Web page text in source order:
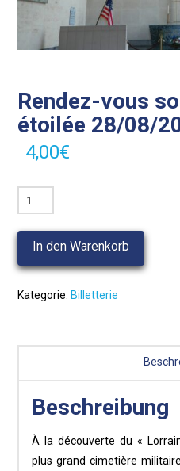
Rendez-vous
étoilée 28/08/
4,00€
Rendez-
vous
sous
bannière
étoilée
In den Warenkorb
Kategorie: Billetterie
Beschreibung
À la découverte du «
plus grand cimetière